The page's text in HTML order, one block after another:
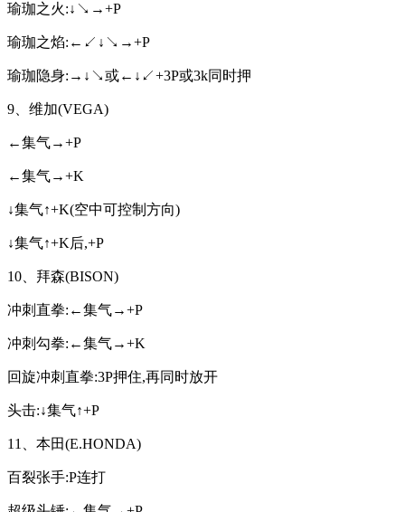
瑜珈之火:↓↘→+P
瑜珈之焰:←↙↓↘→+P
瑜珈隐身:→↓↘或←↓↙+3P或3k同时押
9、维加(VEGA)
←集气→+P
←集气→+K
↓集气↑+K(空中可控制方向)
↓集气↑+K后,+P
10、拜森(BISON)
冲刺直拳:←集气→+P
冲刺勾拳:←集气→+K
回旋冲刺直拳:3P押住,再同时放开
头击:↓集气↑+P
11、本田(E.HONDA)
百裂张手:P连打